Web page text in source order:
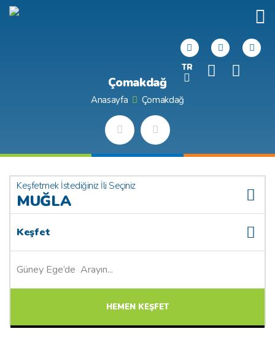
TR
Çomakdağ
Anasayfa Çomakdağ
Keşfetmek İstediğiniz İli Seçiniz
MUĞLA
Keşfet
HEMEN KEŞFET